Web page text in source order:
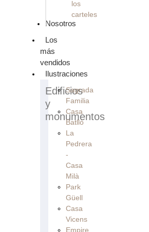
los
carteles
Nosotros
Los
más
vendidos
Ilustraciones
Edificios
y
monumentos
Sagrada
Familia
Casa
Batllò
La
Pedrera
-
Casa
Milà
Park
Güell
Casa
Vicens
Empire